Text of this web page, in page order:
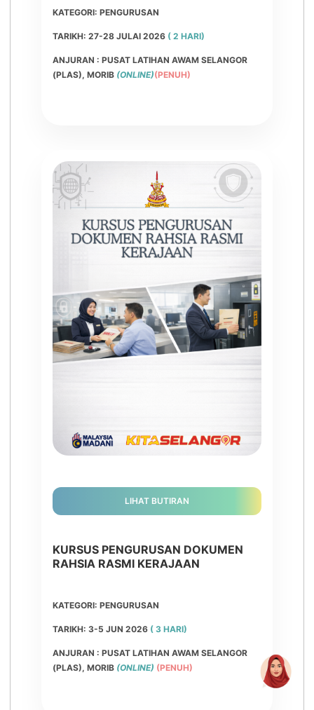
KATEGORI: PENGURUSAN
TARIKH: 27-28 JULAI 2026 ( 2 HARI)
ANJURAN : PUSAT LATIHAN AWAM SELANGOR
(PLAS), MORIB (ONLINE)(PENUH)
LIHAT BUTIRAN
KURSUS PENGURUSAN DOKUMEN
RAHSIA RASMI KERAJAAN
KATEGORI: PENGURUSAN
TARIKH: 3-5 JUN 2026 ( 3 HARI)
ANJURAN : PUSAT LATIHAN AWAM SELANGOR
(PLAS), MORIB (ONLINE) (PENUH)